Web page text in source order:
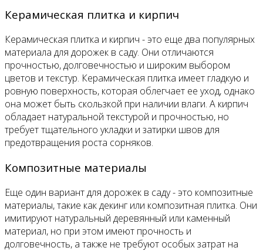
Керамическая плитка и кирпич
Керамическая плитка и кирпич - это еще два популярных
материала для дорожек в саду. Они отличаются
прочностью, долговечностью и широким выбором
цветов и текстур. Керамическая плитка имеет гладкую и
ровную поверхность, которая облегчает ее уход, однако
она может быть скользкой при наличии влаги. А кирпич
обладает натуральной текстурой и прочностью, но
требует тщательного укладки и затирки швов для
предотвращения роста сорняков.
Композитные материалы
Еще один вариант для дорожек в саду - это композитные
материалы, такие как декинг или композитная плитка. Они
имитируют натуральный деревянный или каменный
материал, но при этом имеют прочность и
долговечность, а также не требуют особых затрат на